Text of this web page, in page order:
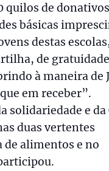
de
básicas
destas
de
à maneira de
em receber”.
solidariedade e da
duas vertentes
alimentos e no